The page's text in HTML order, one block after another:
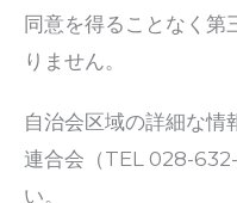
同意を得ることなく第
りません。
自治会区域の詳細な情
連合会（TEL 028-
い。